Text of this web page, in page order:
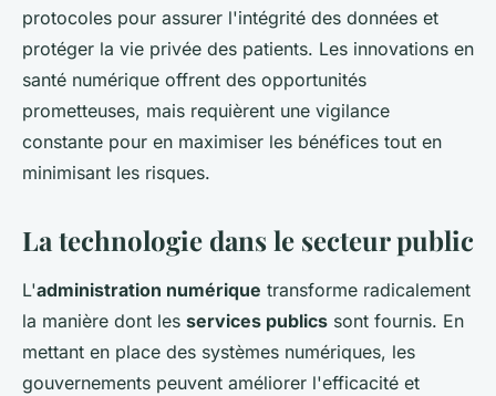
protocoles pour assurer l'intégrité des données et
protéger la vie privée des patients. Les innovations en
santé numérique offrent des opportunités
prometteuses, mais requièrent une vigilance
constante pour en maximiser les bénéfices tout en
minimisant les risques.
La technologie dans le secteur public
L'administration numérique transforme radicalement
la manière dont les services publics sont fournis. En
mettant en place des systèmes numériques, les
gouvernements peuvent améliorer l'efficacité et